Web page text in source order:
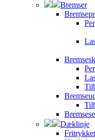
Bremser
Dæklinje